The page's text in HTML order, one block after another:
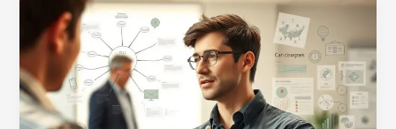
Mejorar
tu
Rendimiento